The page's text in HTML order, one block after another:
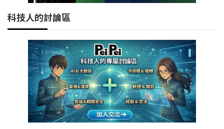
科技人的討論區